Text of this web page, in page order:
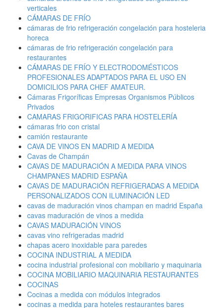
verticales
CÁMARAS DE FRÍO
cámaras de frio refrigeración congelación para hosteleria
horeca
cámaras de frio refrigeración congelación para
restaurantes
CÁMARAS DE FRÍO Y ELECTRODOMÉSTICOS
PROFESIONALES ADAPTADOS PARA EL USO EN
DOMICILIOS PARA CHEF AMATEUR.
Cámaras Frigoríficas Empresas Organismos Públicos
Privados
CAMARAS FRIGORIFICAS PARA HOSTELERÍA
cámaras frio con cristal
camión restaurante
CAVA DE VINOS EN MADRID A MEDIDA
Cavas de Champán
CAVAS DE MADURACIÓN A MEDIDA PARA VINOS
CHAMPANES MADRID ESPAÑA
CAVAS DE MADURACIÓN REFRIGERADAS A MEDIDA
PERSONALIZADOS CON ILUMINACIÓN LED
cavas de maduración vinos champan en madrid España
cavas maduración de vinos a medida
CAVAS MADURACIÓN VINOS
cavas vino refrigeradas madrid
chapas acero inoxidable para paredes
COCINA INDUSTRIAL A MEDIDA
cocina industrial profesional con mobiliario y maquinaria
COCINA MOBILIARIO MAQUINARIA RESTAURANTES
COCINAS
Cocinas a medida con módulos integrados
cocinas a medida para hoteles restaurantes bares